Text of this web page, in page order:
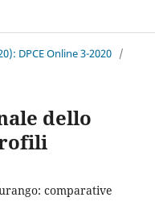
DPCE Online 3-2020 /
dello
comparative